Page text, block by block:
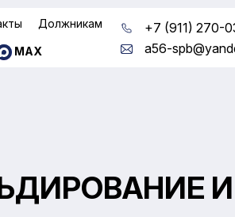
+7 (911) 270-
a56-
Должникам
MAX
И